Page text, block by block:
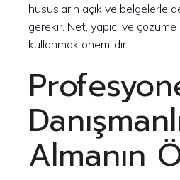
hususların açık ve belgelerle
gerekir. Net, yapıcı ve çözüme
kullanmak önemlidir.
Almanın